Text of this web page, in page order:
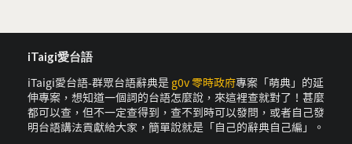
iTaigi愛台語
iTaigi愛台語-群眾台語辭典是 g0v 零時政府專案「萌典」的延
伸專案，想知道一個詞的台語怎麼說，來這裡查就對了！甚麼
都可以查，但不一定查得到，查不到時可以發問，或者自己發
明台語講法貢獻給大家，簡單說就是「自己的辭典自己編」。